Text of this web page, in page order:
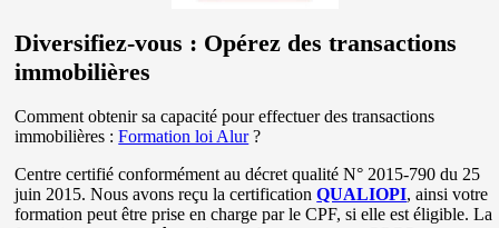
Diversifiez-vous : Opérez des transactions
immobilières
Comment obtenir sa capacité pour effectuer des transactions
immobilières :Formation loi Alur?
Centre certifié conformément au décret qualité N° 2015-790 du 25
juin 2015. Nous avons reçu la certificationQUALIOPI, ainsi votre
formation peut être prise en charge par le CPF, si elle est éligible. La